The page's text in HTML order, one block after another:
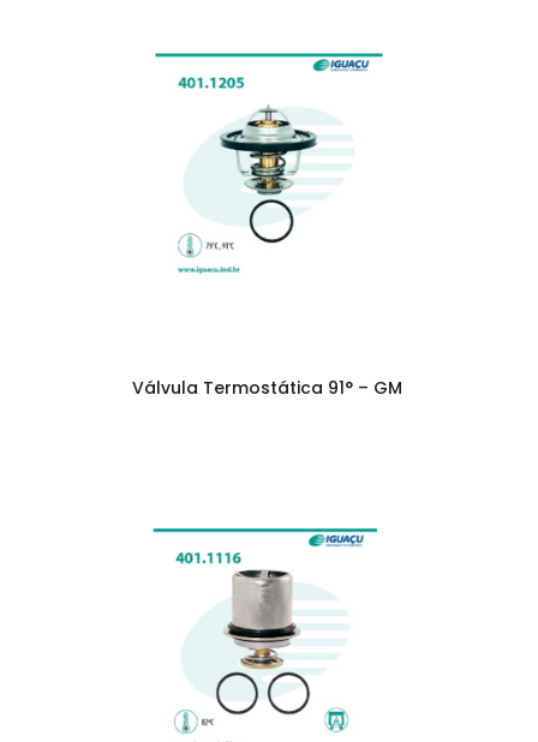
Válvula Termostática 91° – GM